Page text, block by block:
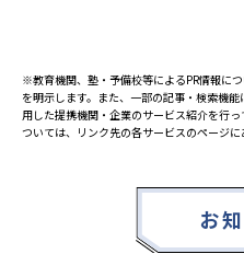
※教育機関、塾・予備校等によるPR情報に
を明示します。また、一部の記事・検索機
用した提携機関・企業のサービス紹介を行
ついては、リンク先の各サービスのページに
お